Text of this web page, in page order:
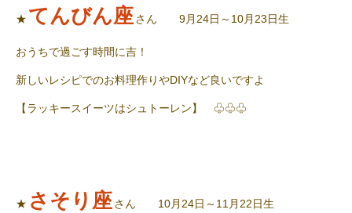
★ てんびん座さん 9月24日～10月23日生
おうちで過ごす時間に吉！
新しいレシピでのお料理作りやDIYなど良いですよ
【ラッキースイーツはシュトーレン】 ♧♧♧
★ さそり座さん 10月24日～11月22日生